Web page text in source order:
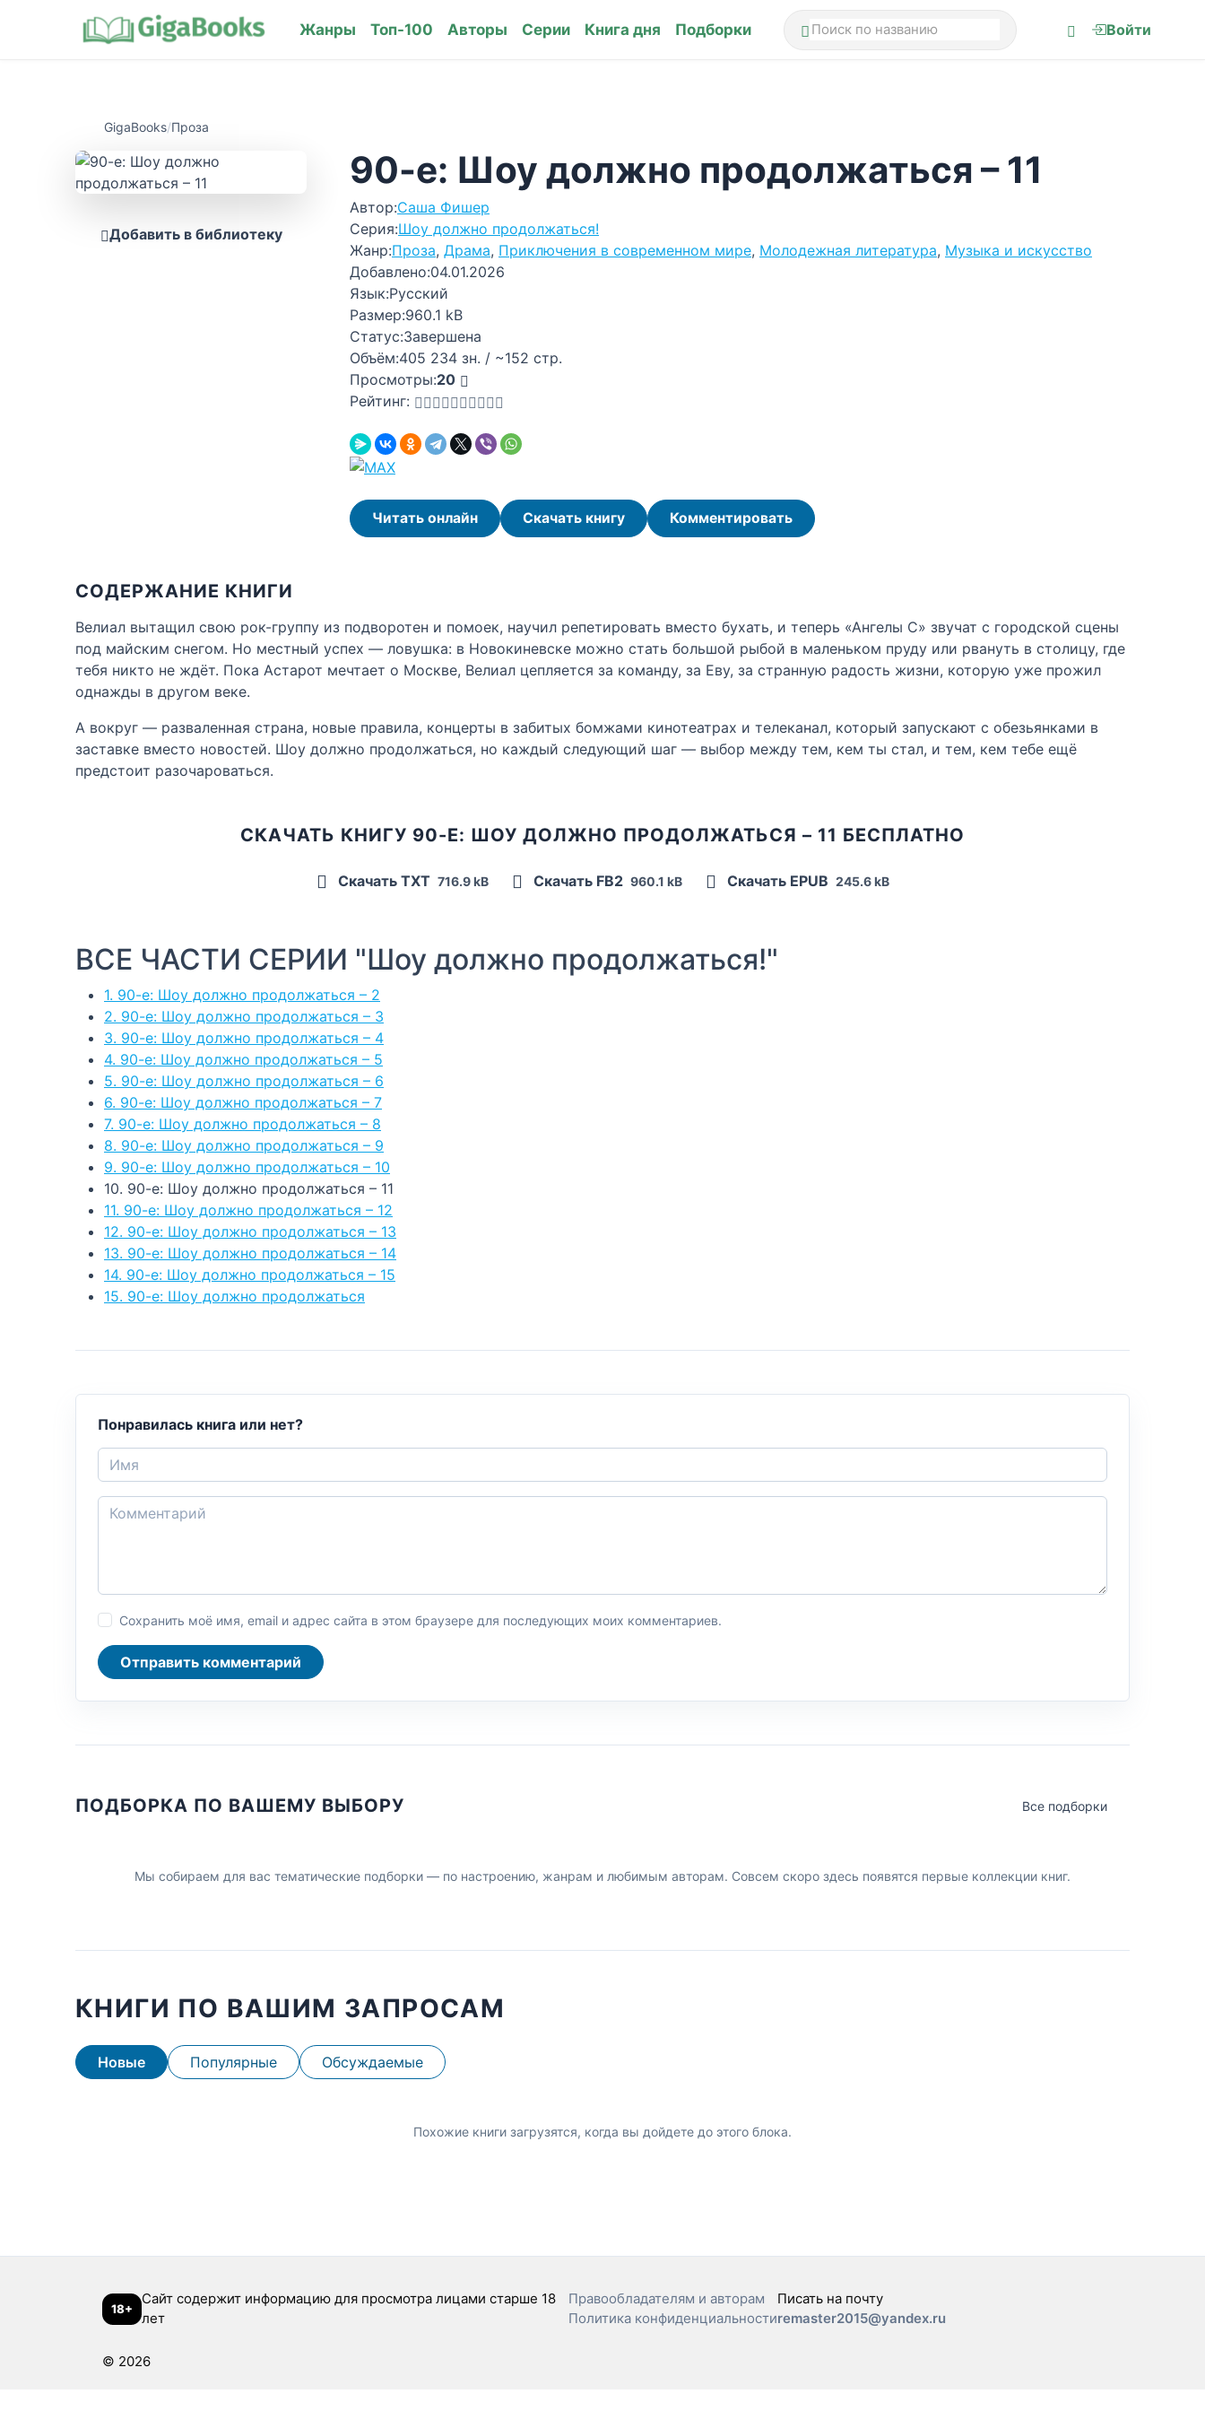
Жанры Топ-100 Авторы Серии Книга дня Подборки Войти
GigaBooks/Проза
Добавить в библиотеку
90-е: Шоу должно продолжаться – 11
Автор:Саша Фишер
Серия:Шоу должно продолжаться!
Жанр:Проза, Драма, Приключения в современном мире, Молодежная литература, Музыка и искусство
Добавлено:04.01.2026
Язык:Русский
Размер:960.1 kB
Статус:Завершена
Объём:405 234 зн. / ~152 стр.
Просмотры:20
Рейтинг:
Читать онлайн Скачать книгу Комментировать
СОДЕРЖАНИЕ КНИГИ
Велиал вытащил свою рок-группу из подворотен и помоек, научил репетировать вместо бухать, и теперь «Ангелы С» звучат с городской сцены
под майским снегом. Но местный успех — ловушка: в Новокиневске можно стать большой рыбой в маленьком пруду или рвануть в столицу, где
тебя никто не ждёт. Пока Астарот мечтает о Москве, Велиал цепляется за команду, за Еву, за странную радость жизни, которую уже прожил
однажды в другом веке.
А вокруг — разваленная страна, новые правила, концерты в забитых бомжами кинотеатрах и телеканал, который запускают с обезьянками в
заставке вместо новостей. Шоу должно продолжаться, но каждый следующий шаг — выбор между тем, кем ты стал, и тем, кем тебе ещё
предстоит разочароваться.
СКАЧАТЬ КНИГУ 90-Е: ШОУ ДОЛЖНО ПРОДОЛЖАТЬСЯ – 11 БЕСПЛАТНО
Скачать TXT 716.9 kB Скачать FB2 960.1 kB Скачать EPUB 245.6 kB
ВСЕ ЧАСТИ СЕРИИ "Шоу должно продолжаться!"
1. 90-е: Шоу должно продолжаться – 2
2. 90-е: Шоу должно продолжаться – 3
3. 90-е: Шоу должно продолжаться – 4
4. 90-е: Шоу должно продолжаться – 5
5. 90-е: Шоу должно продолжаться – 6
6. 90-е: Шоу должно продолжаться – 7
7. 90-е: Шоу должно продолжаться – 8
8. 90-е: Шоу должно продолжаться – 9
9. 90-е: Шоу должно продолжаться – 10
10. 90-е: Шоу должно продолжаться – 11
11. 90-е: Шоу должно продолжаться – 12
12. 90-е: Шоу должно продолжаться – 13
13. 90-е: Шоу должно продолжаться – 14
14. 90-е: Шоу должно продолжаться – 15
15. 90-е: Шоу должно продолжаться
Понравилась книга или нет?
Сохранить моё имя, email и адрес сайта в этом браузере для последующих моих комментариев.
Отправить комментарий
ПОДБОРКА ПО ВАШЕМУ ВЫБОРУ Все подборки
Мы собираем для вас тематические подборки — по настроению, жанрам и любимым авторам. Совсем скоро здесь появятся первые коллекции книг.
КНИГИ ПО ВАШИМ ЗАПРОСАМ
Новые Популярные Обсуждаемые
Похожие книги загрузятся, когда вы дойдете до этого блока.
18+
Сайт содержит информацию для просмотра лицами старше 18
лет
Правообладателям и авторам
Политика конфиденциальности
Писать на почту
remaster2015@yandex.ru
© 2026